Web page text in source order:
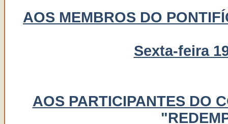
AOS MEMBROS DO
Sexta-feira
AOS PARTICIPANTES DO